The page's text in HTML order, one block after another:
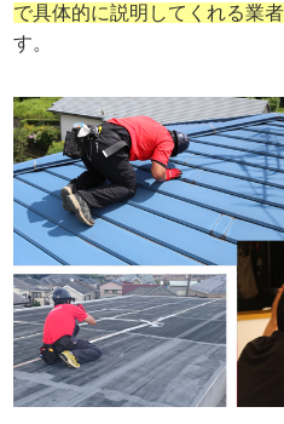
で具体的に説明してくれる業
す。